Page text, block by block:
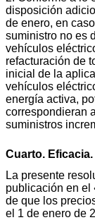
disposición
de enero, en
suministro no es
vehículos
refacturación de
inicial de la
vehículos
energía activa,
correspondieran
suministros
Cuarto. Eficacia.
La presente
publicación en el
de que los
el 1 de enero de